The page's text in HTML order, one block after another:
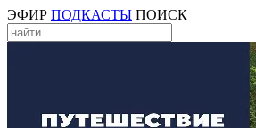
ЭФИР ПОДКАСТЫ ПОИСК